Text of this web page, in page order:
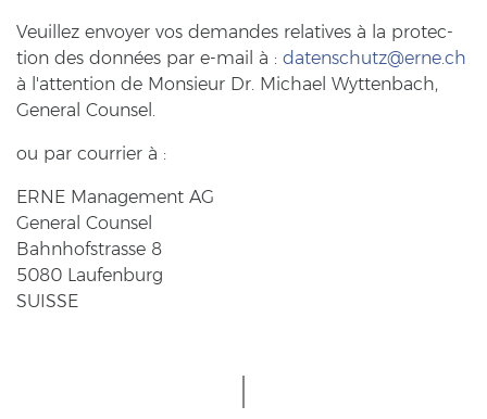
Veuil­lez en­voy­er vos de­man­des re­la­ti­ves à la pro­tec­
tion des données par e-​mail à : da­ten­schutz@erne.ch
à l'at­ten­ti­on de Mon­sieur Dr. Mi­cha­el Wyt­ten­bach,
Ge­ne­ral Coun­sel.
ou par cour­ri­er à :
ERNE Ma­nage­ment AG
Ge­ne­ral Coun­sel
Bahn­hofstras­se 8
5080 Lau­fen­burg
SUIS­SE